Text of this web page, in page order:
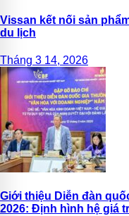
Vissan kết nối sản
du lịch
Tháng 3 14, 2026
Giới thiệu Diễn đàn
2026: Định hình hệ giá